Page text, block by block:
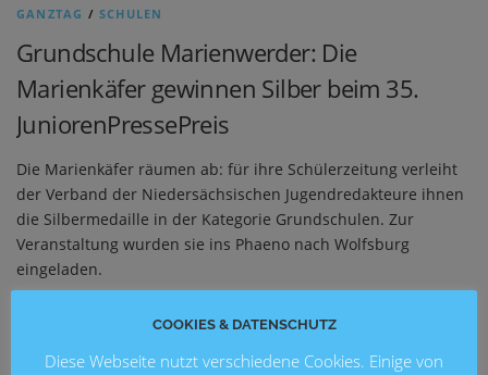
GANZTAG /SCHULEN
Grundschule Marienwerder: Die
Marienkäfer gewinnen Silber beim 35.
JuniorenPressePreis
Die Marienkäfer räumen ab: für ihre Schülerzeitung verleiht
der Verband der Niedersächsischen Jugendredakteure ihnen
die Silbermedaille in der Kategorie Grundschulen. Zur
Veranstaltung wurden sie ins Phaeno nach Wolfsburg
eingeladen.
NEUESTE BEITRÄGE
COOKIES & DATENSCHUTZ
Diese Webseite nutzt verschiedene Cookies. Einige von